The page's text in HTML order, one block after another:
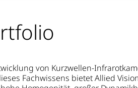
von Kurzwellen-
Fachwissens bietet Allied